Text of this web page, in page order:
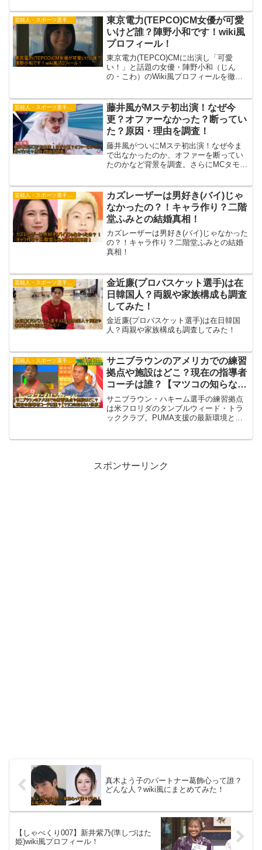
ン・所属・プレースタイルをWiki風に徹
底紹介。
芸能人・スポーツ選手・有名人
東京電力(TEPCO)CM女優が可愛
いけど誰？陣野小和です！wiki風
プロフィール！
東京電力(TEPCO)CMに出演し「可愛
い！」と話題の女優・陣野小和（じん
の・こわ）のWiki風プロフィールを徹底
芸能人・スポーツ選手・有名人
藤井風がMステ初出演！なぜ今
更？オファーなかった？断ってい
た？原因・理由を調査！
藤井風がついにMステ初出演！なぜ今ま
で出なかったのか、オファーを断ってい
たのかなど背景を調査。さらにMCタモリ
カズレーザーは男好き(バイ)じゃ
なかったの？！キャラ作り？二階
堂ふみとの結婚真相！
カズレーザーは男好き(バイ)じゃなかった
の？！キャラ作り？二階堂ふみとの結婚
真相！
芸能人・スポーツ選手・有名人
金近廉(プロバスケット選手)は在
日韓国人？両親や家族構成も調査
してみた！
金近廉(プロバスケット選手)は在日韓国
人？両親や家族構成も調査してみた！
芸能人・スポーツ選手・有名人
サニブラウンのアメリカでの練習
拠点や施設はどこ？現在の指導者
コーチは誰？【マツコの知らない
世界】
サニブラウン・ハキーム選手の練習拠点
は米フロリダのタンブルウィード・トラ
ッククラブ。PUMA支援の最新環境とラ
スポンサーリンク
真木よう子のパートナー葛飾心って誰？
どんな人？wiki風にまとめてみた！
【しゃべくり007】新井紫乃(準しづはた
姫)wiki風プロフィール！